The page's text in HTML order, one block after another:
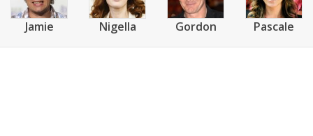
Jamie Nigella Gordon Pascale